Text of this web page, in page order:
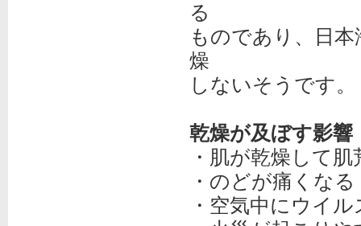
る
ものであり、日
燥
しないそうです。
乾燥が及ぼす影響
・肌が乾燥して
・のどが痛くなる
・空気中にウイ